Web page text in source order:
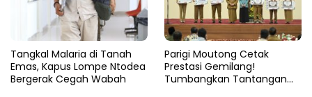
Tangkal Malaria di Tanah
Emas, Kapus Lompe Ntodea
Bergerak Cegah Wabah
Parigi Moutong Cetak
Prestasi Gemilang!
Tumbangkan Tantangan